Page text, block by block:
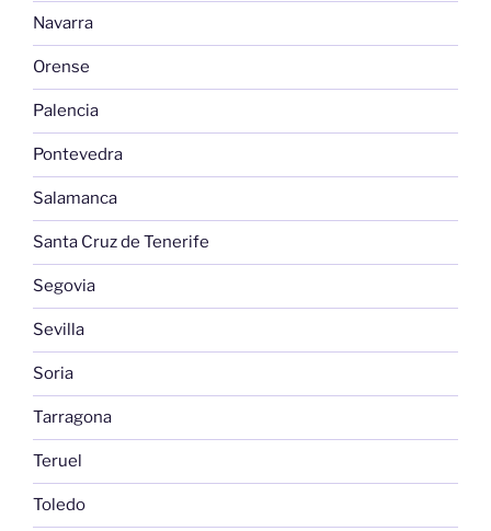
Navarra
Orense
Palencia
Pontevedra
Salamanca
Santa Cruz de Tenerife
Segovia
Sevilla
Soria
Tarragona
Teruel
Toledo